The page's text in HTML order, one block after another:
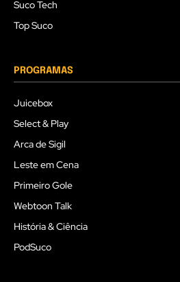
Suco Tech
Top Suco
PROGRAMAS
Juicebox
Select & Play
Arca de Sigil
Leste em Cena
Primeiro Gole
Webtoon Talk
História & Ciência
PodSuco